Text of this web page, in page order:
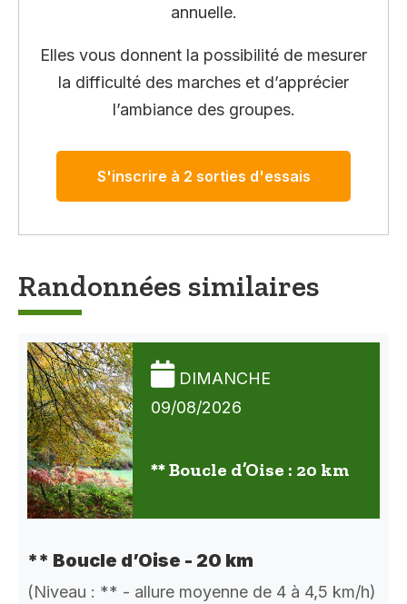
annuelle.
Elles vous donnent la possibilité de mesurer
la difficulté des marches et d’apprécier
l’ambiance des groupes.
S'inscrire à 2 sorties d'essais
Randonnées similaires
DIMANCHE
09/08/2026
** Boucle d’Oise : 20 km
** Boucle d’Oise - 20 km
(Niveau : ** - allure moyenne de 4 à 4,5 km/h)